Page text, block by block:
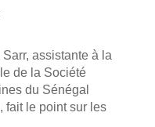
assistante à la
de la Société
du Sénégal
fait le point sur les